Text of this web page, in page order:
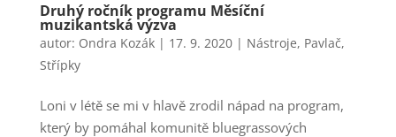
Druhý ročník programu Měsíční
muzikantská výzva
autor: Ondra Kozák| 17. 9. 2020| Nástroje, Pavlač,
Střípky
Loni v létě se mi v hlavě zrodil nápad na program,
který by pomáhal komunitě bluegrassových